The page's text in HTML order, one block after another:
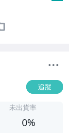
追蹤
未出貨率
0%